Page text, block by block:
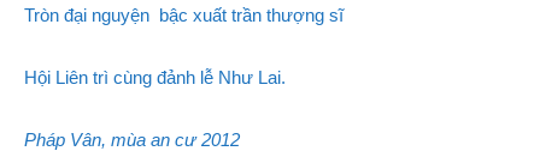
Tròn đại nguyện bậc xuất trần thượng sĩ
Hội Liên trì cùng đảnh lễ Như Lai.
Pháp Vân, mùa an cư 2012